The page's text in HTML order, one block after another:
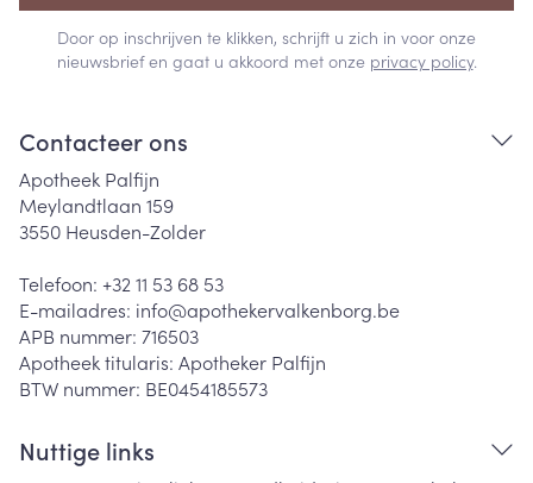
Door op inschrijven te klikken, schrijft u zich in voor onze
nieuwsbrief en gaat u akkoord met onze privacy policy.
Contacteer ons
Apotheek Palfijn
Meylandtlaan 159
3550 Heusden-Zolder
Telefoon: +32 11 53 68 53
E-mailadres: info@apothekervalkenborg.be
APB nummer: 716503
Apotheek titularis: Apotheker Palfijn
BTW nummer: BE0454185573
Nuttige links